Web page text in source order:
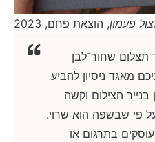
פעמון, הוצאת פחם, 2023
שחור־לבן
מאגד ניסיון להביע
הצילום וקשה
פי שבשפה הוא שרוי.
בתרגום או